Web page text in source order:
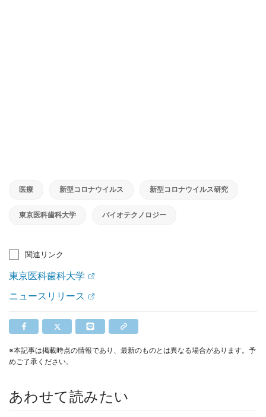
医療 新型コロナウイルス 新型コロナウイルス研究
東京医科歯科大学 バイオテクノロジー
関連リンク
東京医科歯科大学
ニュースリリース
※本記事は掲載時点の情報であり、最新のものとは異なる場合があります。予
めご了承ください。
あわせて読みたい